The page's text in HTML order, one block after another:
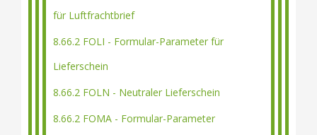
für Luftfrachtbrief
8.66.2 FOLI - Formular-Parameter für
Lieferschein
8.66.2 FOLN - Neutraler Lieferschein
8.66.2 FOMA - Formular-Parameter